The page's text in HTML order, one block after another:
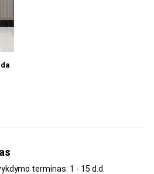
terminas: 1 - 15 d.d.